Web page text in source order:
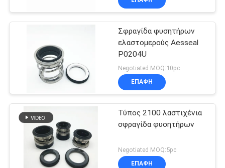
Σφραγίδα φυσητήρων
ελαστομερούς Aesseal
P0204U
Negotiated MOQ:10pc
ΕΠΑΦΉ
Τύπος 2100 λαστιχένια
σφραγίδα φυσητήρων
Negotiated MOQ:5pc
ΕΠΑΦΉ